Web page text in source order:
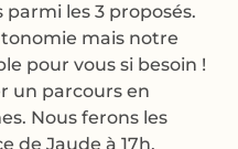
les 3 proposés.
mais notre
pour vous si besoin !
un parcours en
Nous ferons les
de Jaude à 17h.